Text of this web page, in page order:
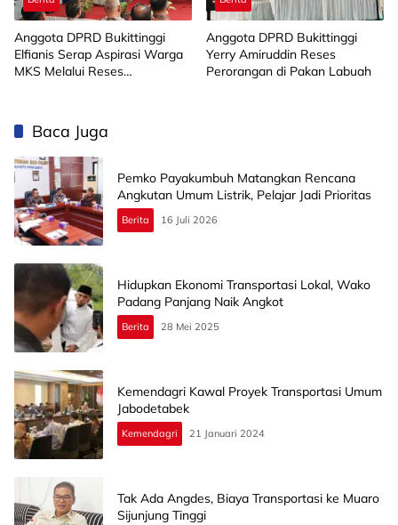
Anggota DPRD Bukittinggi
Elfianis Serap Aspirasi Warga
MKS Melalui Reses
Anggota DPRD Bukittinggi
Yerry Amiruddin Reses
Perorangan di Pakan Labuah
Baca Juga
Pemko Payakumbuh Matangkan Rencana
Angkutan Umum Listrik, Pelajar Jadi Prioritas
Berita 16 Juli 2026
Hidupkan Ekonomi Transportasi Lokal, Wako
Padang Panjang Naik Angkot
Berita 28 Mei 2025
Kemendagri Kawal Proyek Transportasi Umum
Jabodetabek
Kemendagri 21 Januari 2024
Tak Ada Angdes, Biaya Transportasi ke Muaro
Sijunjung Tinggi